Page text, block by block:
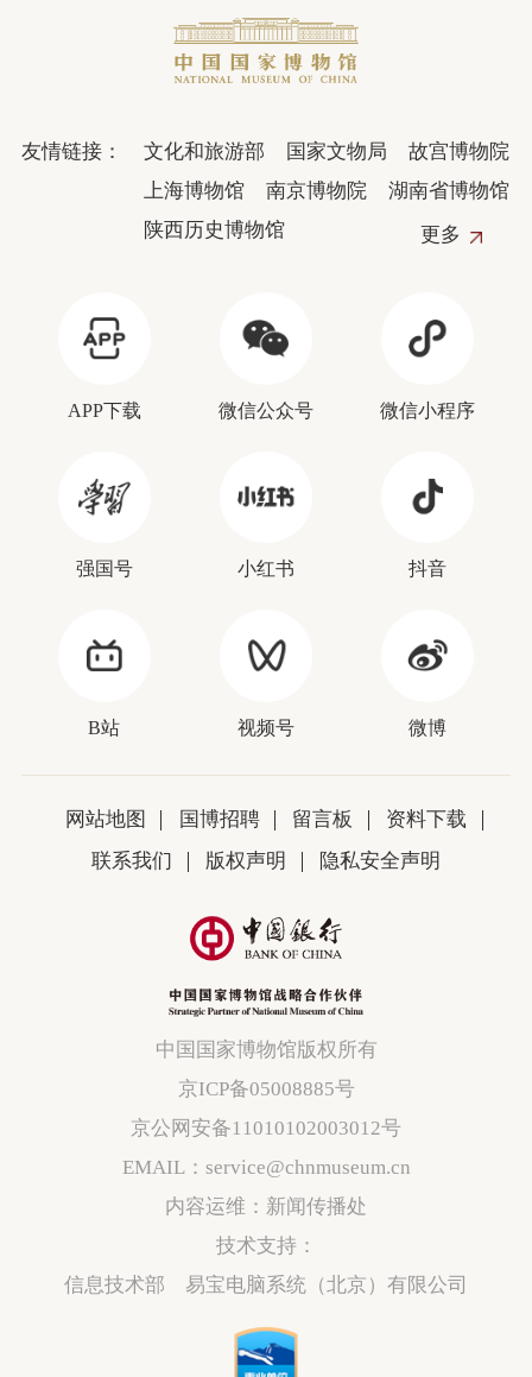
友情链接： 文化和旅游部 国家文物局
故宫博物院
上海博物馆
南京博物院
湖南省博物馆
陕西历史博物馆
更多
APP下载 微信公众号 微信小程序
强国号 小红书 抖音
B站 视频号 微博
网站地图 国博招聘 留言板
资料下载
联系我们
版权声明 隐私安全声明
中国国家博物馆版权所有
京ICP备05008885号
京公网安备11010102003012号
EMAIL：service@chnmuseum.cn
内容运维：新闻传播处
技术支持：
信息技术部 易宝电脑系统（北京）有限公司